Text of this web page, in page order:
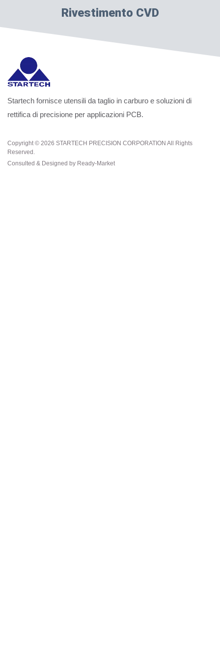
Rivestimento CVD
Startech fornisce utensili da taglio in carburo e soluzioni di
rettifica di precisione per applicazioni PCB.
Copyright © 2026 STARTECH PRECISION CORPORATION All Rights
Reserved.
Consulted & Designed by Ready-Market